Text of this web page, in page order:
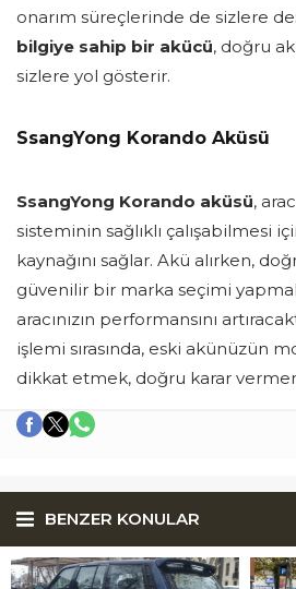
onarım süreçlerinde de sizlere
bilgiye sahip bir akücü, doğru
sizlere yol gösterir.
SsangYong Korando Aküsü
SsangYong Korando aküsü,
sisteminin sağlıklı çalışabilmesi
kaynağını sağlar. Akü alırken,
güvenilir bir marka seçimi
aracınızın performansını
işlemi sırasında, eski akünüzün
dikkat etmek, doğru karar
BENZER KONULAR